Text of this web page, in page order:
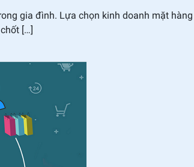
gia đình. Lựa chọn kinh doanh mặt
[…]